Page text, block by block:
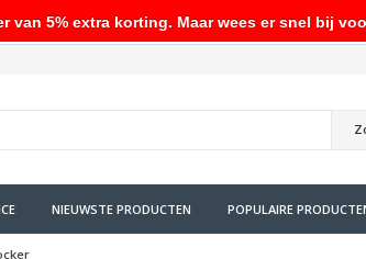
NIEUWSTE PRODUCTEN POPULAIRE
van 5% extra korting. Maar wees er snel bij